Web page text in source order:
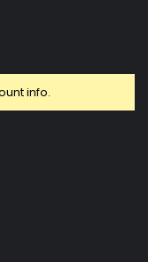
info.